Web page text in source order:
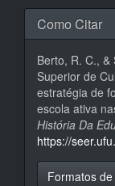
Como Citar
Berto, R. C.,
Superior de
estratégia de
escola ativa
História Da
https://
Formatos